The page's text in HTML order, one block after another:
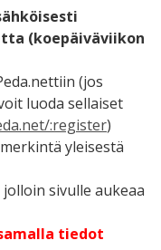
(koepäiväviikon
(jos
luoda sellaiset
:register)
yleisestä
sivulle aukeaa
tiedot